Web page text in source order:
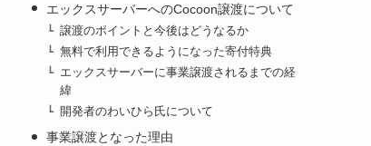
エックスサーバーへのCocoon譲渡について
譲渡のポイントと今後はどうなるか
無料で利用できるようになった寄付特典
エックスサーバーに事業譲渡されるまでの経
緯
開発者のわいひら氏について
事業譲渡となった理由